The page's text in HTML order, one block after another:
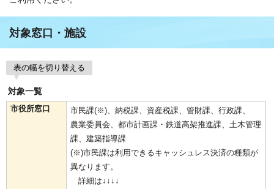
対象窓口・施設
表の幅を切り替える
対象一覧
市役所窓口
市民課(※)、納税課、資産税課、管財課、行政課、
農業委員会、都市計画課・鉄道高架推進課、土木管理
課、建築指導課
(※)市民課は利用できるキャッシュレス決済の種類が
異なります。
詳細は↓↓↓↓